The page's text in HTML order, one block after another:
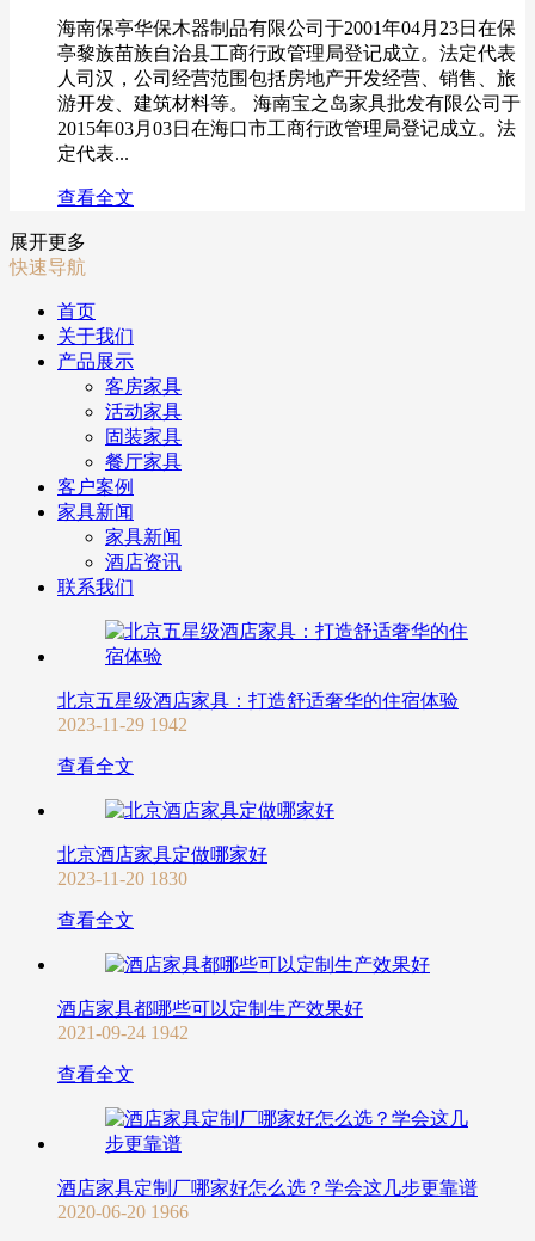
海南保亭华保木器制品有限公司于2001年04月23日在保
亭黎族苗族自治县工商行政管理局登记成立。法定代表
人司汉，公司经营范围包括房地产开发经营、销售、旅
游开发、建筑材料等。 海南宝之岛家具批发有限公司于
2015年03月03日在海口市工商行政管理局登记成立。法
定代表...
查看全文
展开更多
快速导航
首页
关于我们
产品展示
客房家具
活动家具
固装家具
餐厅家具
客户案例
家具新闻
家具新闻
酒店资讯
联系我们
北京五星级酒店家具：打造舒适奢华的住宿体验
2023-11-29 1942
查看全文
北京酒店家具定做哪家好
2023-11-20 1830
查看全文
酒店家具都哪些可以定制生产效果好
2021-09-24 1942
查看全文
酒店家具定制厂哪家好怎么选？学会这几步更靠谱
2020-06-20 1966